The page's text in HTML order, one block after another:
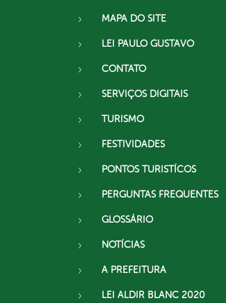
MAPA DO SITE
LEI PAULO GUSTAVO
CONTATO
SERVIÇOS DIGITAIS
TURISMO
FESTIVIDADES
PONTOS TURISTÍCOS
PERGUNTAS FREQUENTES
GLOSSÁRIO
NOTÍCIAS
A PREFEITURA
LEI ALDIR BLANC 2020